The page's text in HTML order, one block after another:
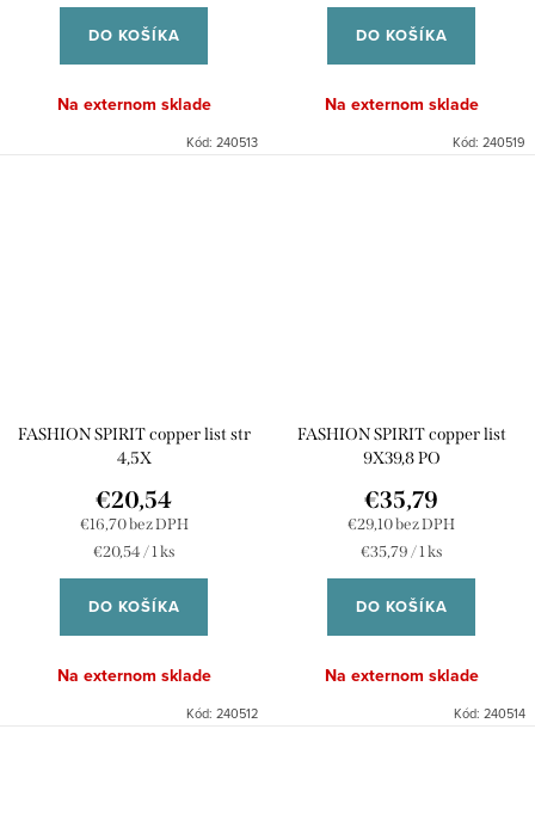
DO KOŠÍKA
Na externom sklade
Kód: 240513
DO KOŠÍKA
Na externom sklade
Kód: 240519
FASHION SPIRIT copper list str
4,5X
€16,70 bez DPH
€20,54
Jednotková
cena:
€20,54 / 1 ks
DO KOŠÍKA
Na externom sklade
Kód: 240512
FASHION SPIRIT copper list
9X39,8 PO
€29,10 bez DPH
€35,79
Jednotková
cena:
€35,79 / 1 ks
DO KOŠÍKA
Na externom sklade
Kód: 240514